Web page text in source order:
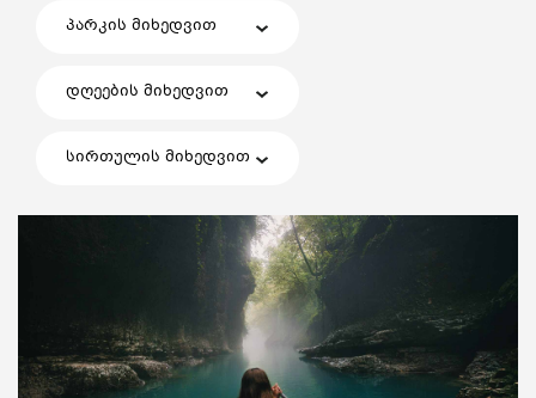
პარკის მიხედვით
დღეების მიხედვით
სირთულის მიხედვით